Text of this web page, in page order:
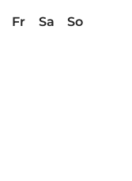
Fr Sa
So